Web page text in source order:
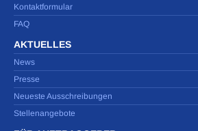
Kontaktformular
FAQ
AKTUELLES
News
Presse
Neueste Ausschreibungen
Stellenangebote